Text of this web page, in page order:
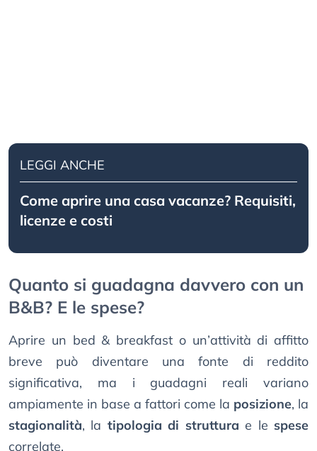
LEGGI ANCHE
Come aprire una casa vacanze? Requisiti,
licenze e costi
Quanto si guadagna davvero con un
B&B? E le spese?
Aprire un bed & breakfast o un’attività di affitto
breve può diventare una fonte di reddito
significativa, ma i guadagni reali variano
ampiamente in base a fattori come la posizione, la
stagionalità, la tipologia di struttura e le spese
correlate.